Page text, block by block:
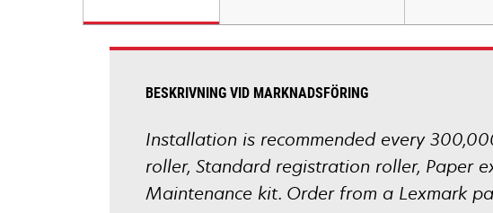
BESKRIVNING VID MARKNADSFÖRING
Installation is recommended every
roller, Standard registration roller, Paper
Maintenance kit. Order from a Lexmark